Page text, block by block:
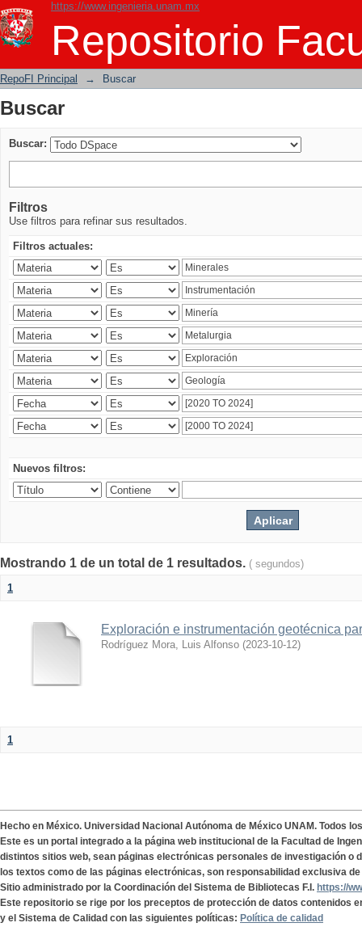
https://www.ingenieria.unam.mx
Repositorio
Buscar
RepoFI Principal → Buscar
Buscar
Buscar:
Filtros
Use filtros para refinar sus resultados.
Filtros actuales:
Nuevos filtros:
Mostrando 1 de un total de 1 resultados. ( segundos)
1
Exploración e instrumentación geotécnica
Rodríguez Mora, Luis Alfonso (2023-10-12)
1
Hecho en México. Universidad Nacional Autónoma de México UNAM. Todos
Este es un portal integrado a la página web institucional de la Facultad de
distintos sitios web, sean páginas electrónicas personales de investigación o
los textos como de las páginas electrónicas, son responsabilidad exclusiva
Sitio administrado por la Coordinación del Sistema de Bibliotecas F.I. https://
Este repositorio se rige por los preceptos de protección de datos contenidos
y el Sistema de Calidad con las siguientes políticas: Política de calidad